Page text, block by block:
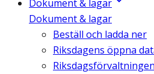
Dokument & lagar
Dokument & lagar
Beställ och ladda ner
Riksdagens öppna